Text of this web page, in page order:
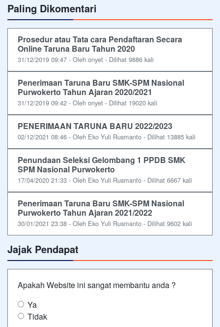
Paling Dikomentari
Prosedur atau Tata cara Pendaftaran Secara
Online Taruna Baru Tahun 2020
31/12/2019 09:47 - Oleh onyet - Dilihat 9886 kali
Penerimaan Taruna Baru SMK-SPM Nasional
Purwokerto Tahun Ajaran 2020/2021
31/12/2019 09:42 - Oleh onyet - Dilihat 19020 kali
PENERIMAAN TARUNA BARU 2022/2023
02/12/2021 08:46 - Oleh Eko Yuli Rusmanto - Dilihat 13885 kali
Penundaan Seleksi Gelombang 1 PPDB SMK
SPM Nasional Purwokerto
17/04/2020 21:33 - Oleh Eko Yuli Rusmanto - Dilihat 6667 kali
Penerimaan Taruna Baru SMK-SPM Nasional
Purwokerto Tahun Ajaran 2021/2022
30/01/2021 23:38 - Oleh Eko Yuli Rusmanto - Dilihat 9602 kali
Jajak Pendapat
Apakah Website ini sangat membantu anda ?
Ya
Tidak